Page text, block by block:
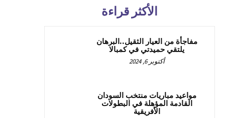
الأكثر قراءة
مفاجأة من العيار الثقيل..البرهان
يلتقي حميدتي في كمبالا
أكتوبر 6, 2024
مواعيد مباريات منتخب السودان
القادمة المؤهلة في البطولات
الأفريقية